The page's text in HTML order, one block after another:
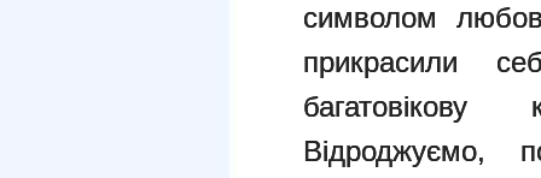
символом
прикрасили
Відроджуємо,